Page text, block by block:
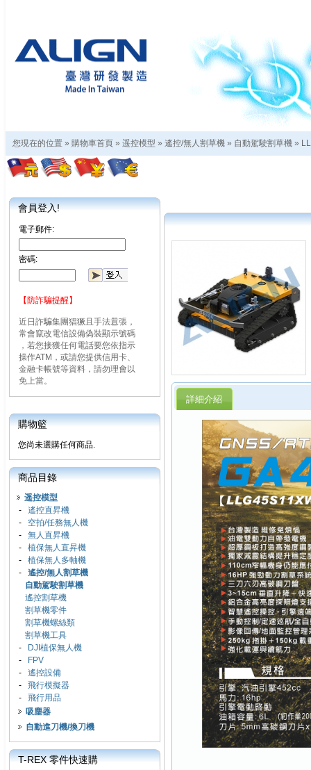
您現在的位置 » 購物車首頁 » 遥控模型 » 遙控/無人割草機 » 自動駕駛割草機 »
會員登入!
電子郵件:
密碼:
【防詐騙提醒】
近日詐騙集團猖獗且手法囂張，
常會竄改電信設備偽裝顯示號碼
，若您接獲任何電話要您依指示
操作ATM，或請您提供信用卡、
金融卡帳號等資料，請勿理會以
免上當。
購物籃
您尚未選購任何商品.
商品目錄
遥控模型
- 遙控直昇機
- 空拍/任務無人機
- 無人直昇機
- 植保無人直昇機
- 植保無人多軸機
- 遙控/無人割草機
自動駕駛割草機
遙控割草機
割草機零件
割草機螺絲類
割草機工具
-
DJI植保無人機
-
FPV
- 遙控設備
- 飛行模擬器
- 飛行用品
吸塵器
自動進刀機/換刀機
T-REX 零件快速購
詳細介紹